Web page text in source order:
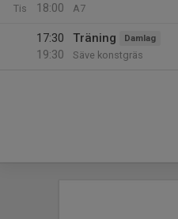
Tis
18:00
A7
17:30
19:30
Träning Damlag
Säve konstgräs